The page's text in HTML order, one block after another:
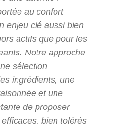
au confort
enjeu clé aussi bien
actifs que pour les
Notre approche
sélection
ingrédients, une
et une
de proposer
bien tolérés